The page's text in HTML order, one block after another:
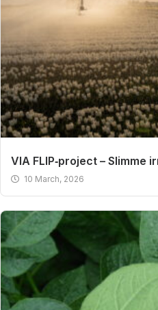
VIA FLIP‑project – Slimme
10 March, 2026